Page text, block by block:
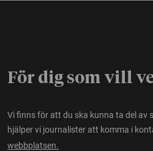
För dig som vill
Vi finns för att du ska kunna ta del av
hjälper vi journalister att komma i
webbplatsen.